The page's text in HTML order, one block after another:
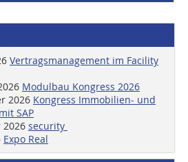
Vertragsmanagement im Facility
Modulbau Kongress 2026
2026 Kongress Immobilien- und
SAP
2026 security
Expo Real